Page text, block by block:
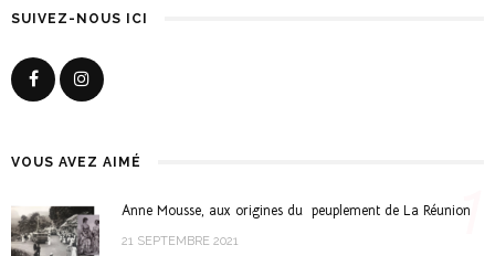
SUIVEZ-NOUS ICI
VOUS AVEZ AIMÉ
Anne Mousse, aux origines du peuplement de La Réunion
21 SEPTEMBRE 2021 1